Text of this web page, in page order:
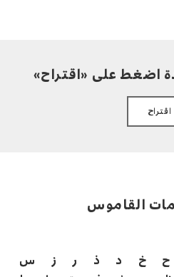
اضغط على «اقتراح»
اقتراح
القاموس
ح خ د ذ ر ز
س